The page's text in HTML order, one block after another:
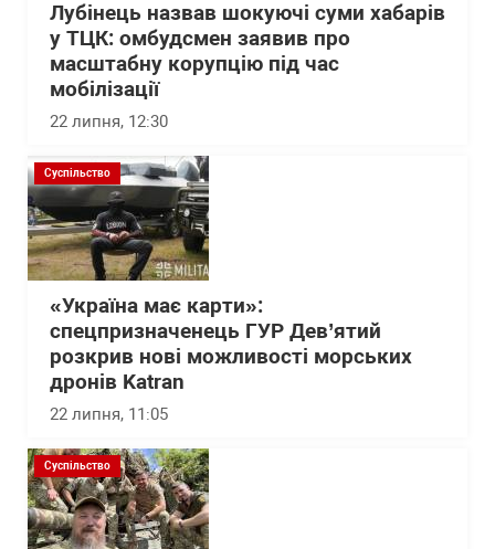
Лубінець назвав шокуючі суми хабарів
у ТЦК: омбудсмен заявив про
масштабну корупцію під час
мобілізації
22 липня, 12:30
Суспільство
«Україна має карти»:
спецпризначенець ГУР Дев’ятий
розкрив нові можливості морських
дронів Katran
22 липня, 11:05
Суспільство